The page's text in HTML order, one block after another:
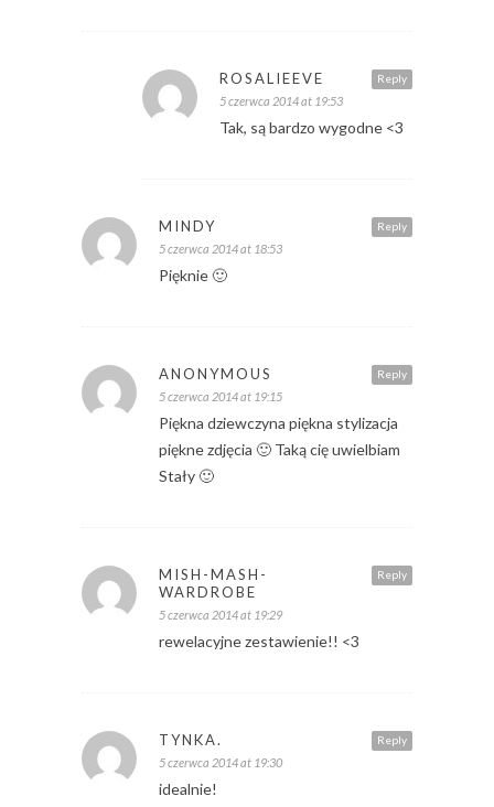
Reply
ROSALIEEVE
5 czerwca 2014 at 19:53
Tak, są bardzo wygodne <3
Reply
MINDY
5 czerwca 2014 at 18:53
Pięknie 🙂
Reply
ANONYMOUS
5 czerwca 2014 at 19:15
Piękna dziewczyna piękna stylizacja
piękne zdjęcia 🙂 Taką cię uwielbiam
Stały 🙂
Reply
MISH-MASH-
WARDROBE
5 czerwca 2014 at 19:29
rewelacyjne zestawienie!! <3
Reply
TYNKA.
5 czerwca 2014 at 19:30
idealnie!